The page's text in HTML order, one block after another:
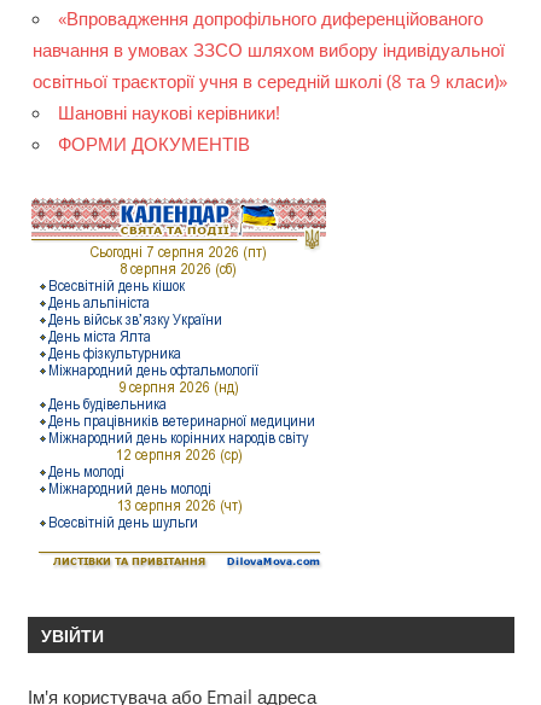
«Впровадження допрофільного диференційованого
навчання в умовах ЗЗСО шляхом вибору індивідуальної
освітньої траєкторії учня в середній школі (8 та 9 класи)»
Шановні наукові керівники!
ФОРМИ ДОКУМЕНТІВ
УВІЙТИ
Ім'я користувача або Email адреса